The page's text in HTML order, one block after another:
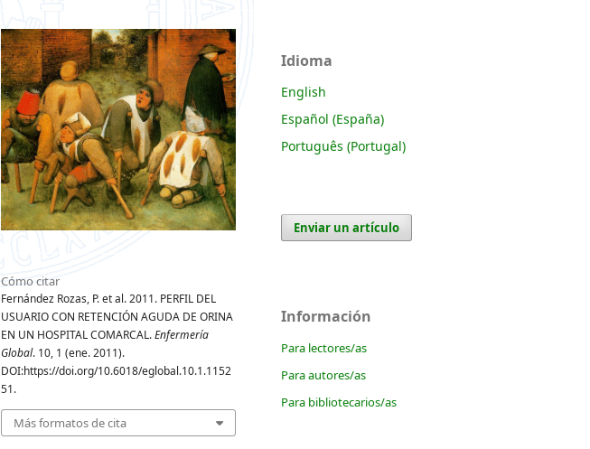
Cómo citar
Fernández Rozas, P. et al. 2011. PERFIL DEL
USUARIO CON RETENCIÓN AGUDA DE ORINA
EN UN HOSPITAL COMARCAL.Enfermería
Global. 10, 1 (ene. 2011).
DOI:https://doi.org/10.6018/eglobal.10.1.1152
51.
Más formatos de cita
Idioma
English
Español (España)
Português (Portugal)
Enviar un artículo
Información
Para lectores/as
Para autores/as
Para bibliotecarios/as